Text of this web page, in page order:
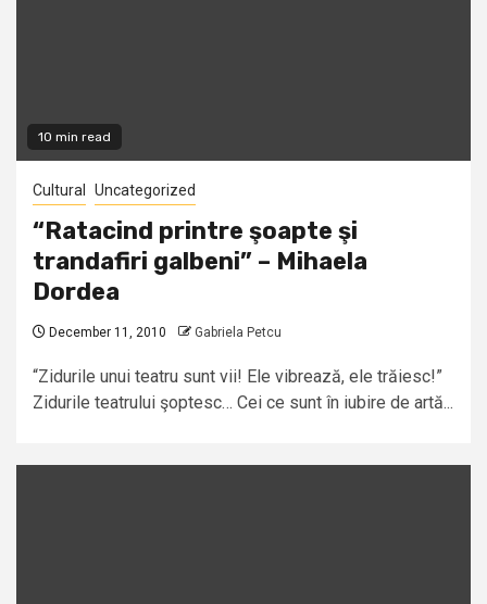
10 min read
Cultural Uncategorized
“Ratacind printre şoapte şi
trandafiri galbeni” – Mihaela
Dordea
December 11, 2010 Gabriela Petcu
“Zidurile unui teatru sunt vii! Ele vibrează, ele trăiesc!”
Zidurile teatrului şoptesc… Cei ce sunt în iubire de artă...